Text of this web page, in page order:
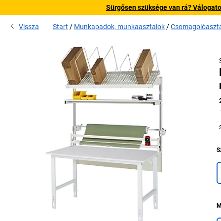
Sürgősen szüksége van rá?
Vissza Start Munkapadok, munkaasztalok